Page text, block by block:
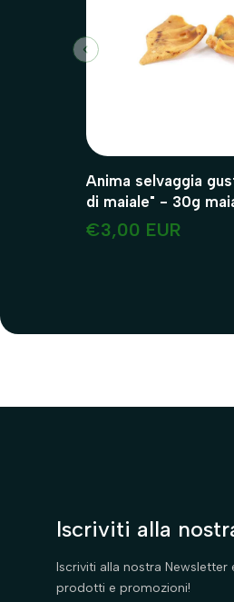
Anima selvaggia
di maiale" - 30g
€3,00 EUR
Iscriviti alla
Iscriviti alla nostra
prodotti e promozioni!